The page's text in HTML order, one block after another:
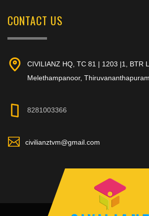
CONTACT US
CIVILIANZ HQ, TC 81 | 1203 |1, BTR
Melethampanoor,
8281003366
civilianztvm@gmail.com